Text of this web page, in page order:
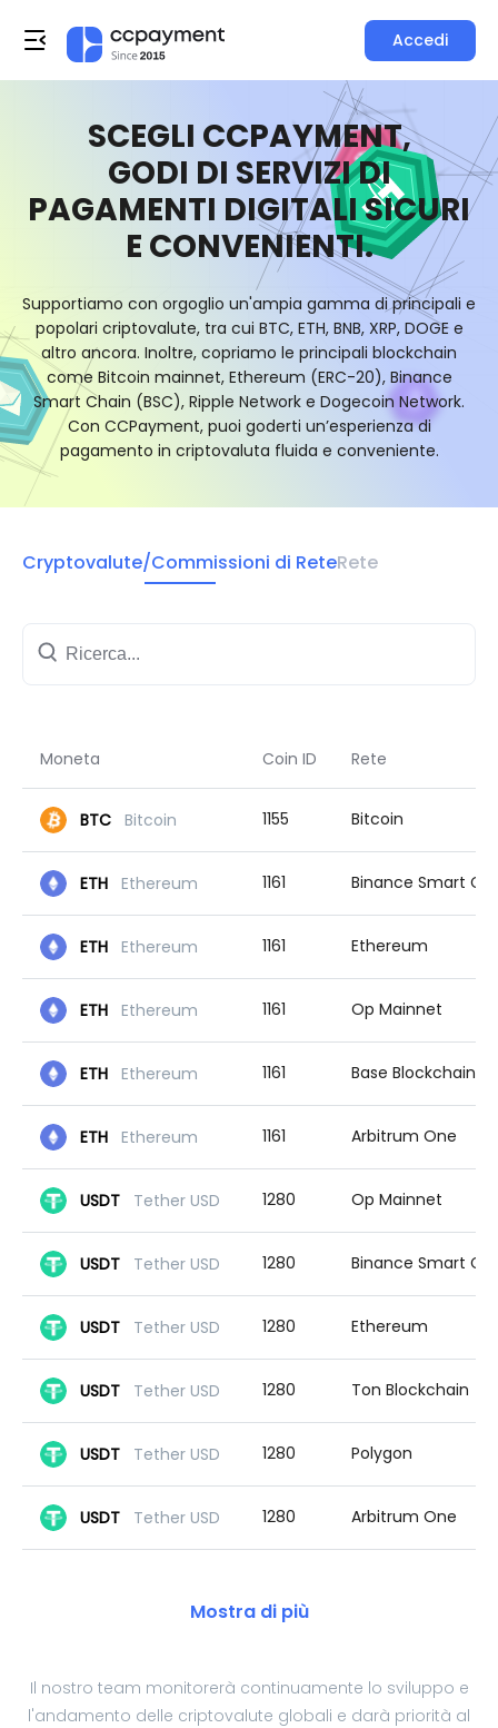
Accedi
SCEGLI CCPAYMENT,
GODI DI SERVIZI DI
PAGAMENTI DIGITALI SICURI
E CONVENIENTI.
Supportiamo con orgoglio un'ampia gamma di principali e
popolari criptovalute, tra cui BTC, ETH, BNB, XRP, DOGE e
altro ancora. Inoltre, copriamo le principali blockchain
come Bitcoin mainnet, Ethereum (ERC-20), Binance
Smart Chain (BSC), Ripple Network e Dogecoin Network.
Con CCPayment, puoi goderti un’esperienza di
pagamento in criptovaluta fluida e conveniente.
Cryptovalute/Commissioni di ReteRete
Moneta Coin ID Rete
BTC Bitcoin 1155 Bitcoin
ETH Ethereum 1161
ETH Ethereum 1161 Ethereum
ETH Ethereum 1161 Op Mainnet
ETH Ethereum 1161 Base Blockchain
ETH Ethereum 1161 Arbitrum One
USDT Tether USD 1280 Op Mainnet
USDT Tether USD 1280
USDT Tether USD 1280 Ethereum
USDT Tether USD 1280 Ton Blockchain
USDT Tether USD 1280 Polygon
USDT Tether USD 1280 Arbitrum One
Mostra di più
Il nostro team monitorerà continuamente lo sviluppo e
l'andamento delle criptovalute globali e darà priorità al